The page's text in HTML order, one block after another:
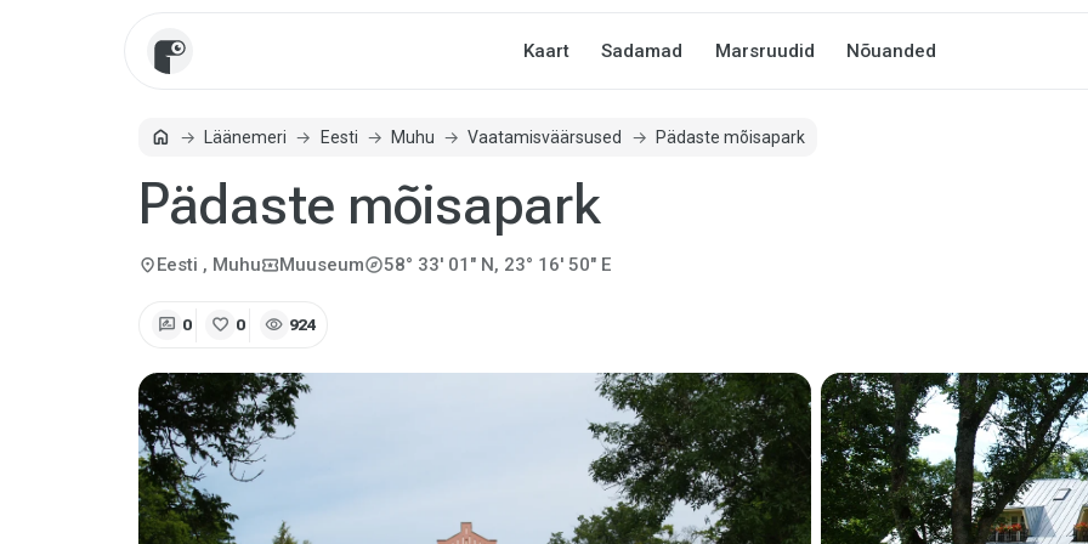
Kaart Sadamad Marsruudid Nõuanded
homeAvalehtLäänemeri Eesti Muhu Vaatamisväärsused Pädaste mõisapark
Pädaste mõisapark
location_onEesti , Muhulocal_activityMuuseumexplore58° 33' 01" N, 23° 16' 50" E
rate_review 0 favorite 0 visibility 924